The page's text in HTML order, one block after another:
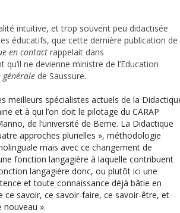
intuitive, et trop souvent peu didactisée
éducatifs, que cette dernière publication de
en contact rappelait dans
ne devienne ministre de l’Education
générale de Saussure.
meilleurs spécialistes actuels de la
et à qui l’on doit le pilotage du CARAP
de l’université de Berne. La Didactique
approches plurielles », méthodologie
mais avec ce changement de
fonction langagière à laquelle contribuent
langagière donc, ou plutôt ici une
et toute connaissance déjà bâtie en
ce savoir, ce savoir-faire, ce savoir-être, et
».